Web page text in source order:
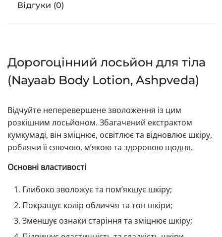
Відгуки (0)
Дорогоцінний лосьйон для тіла
(Nayaab Body Lotion, Ashpveda)
Відчуйте неперевершене зволоження із цим
розкішним лосьйоном. Збагачений екстрактом
кумкумаді, він зміцнює, освітлює та відновлює шкіру,
роблячи її сяючою, м’якою та здоровою щодня.
Основні властивості
Глибоко зволожує та пом’якшує шкіру;
Покращує колір обличчя та тон шкіри;
Зменшує ознаки старіння та зміцнює шкіру;